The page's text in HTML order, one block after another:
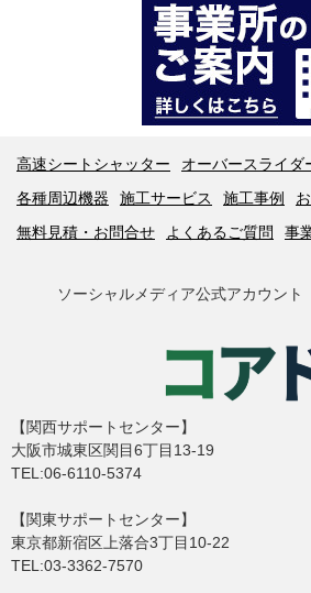
【関西サポートセンター】
大阪市城東区関目6丁目13-19
TEL:06-6110-5374
【関東サポートセンター】
東京都新宿区上落合3丁目10-22
TEL:03-3362-7570
高速シートシャッター オーバースライダ
各種周辺機器
施工サービス 施工事例
無料見積・お問合せ
よくあるご質問 事
ソーシャルメディア公式アカウント